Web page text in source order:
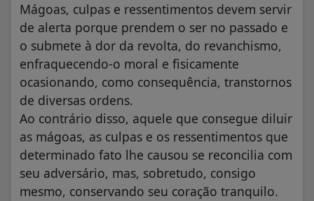
Mágoas, culpas e ressentimentos devem servir
de alerta porque prendem o ser no passado e
o submete à dor da revolta, do revanchismo,
enfraquecendo-o moral e fisicamente
ocasionando, como consequência, transtornos
de diversas ordens.
Ao contrário disso, aquele que consegue diluir
as mágoas, as culpas e os ressentimentos que
determinado fato lhe causou se reconcilia com
seu adversário, mas, sobretudo, consigo
mesmo, conservando seu coração tranquilo.